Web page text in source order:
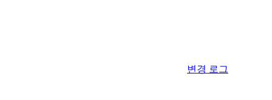
변경 로그